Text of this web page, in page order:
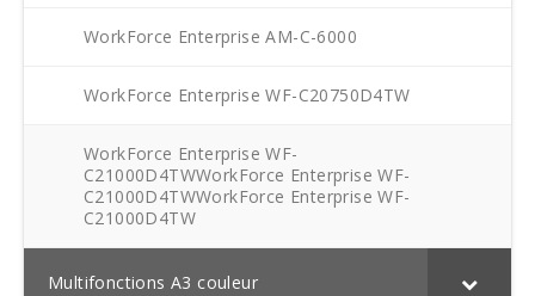
WorkForce Enterprise AM-C-6000
WorkForce Enterprise WF-C20750D4TW
WorkForce Enterprise WF-
C21000D4TWWorkForce Enterprise WF-
C21000D4TWWorkForce Enterprise WF-
C21000D4TW
Multifonctions A3 couleur